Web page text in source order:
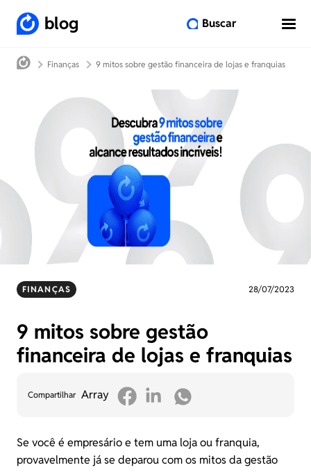
blog Buscar
Finanças 9 mitos sobre gestão financeira de lojas e franquias
FINANÇAS 28/07/2023
9 mitos sobre gestão
financeira de lojas e franquias
Compartilhar Array
Se você é empresário e tem uma loja ou franquia,
provavelmente já se deparou com os mitos da gestão